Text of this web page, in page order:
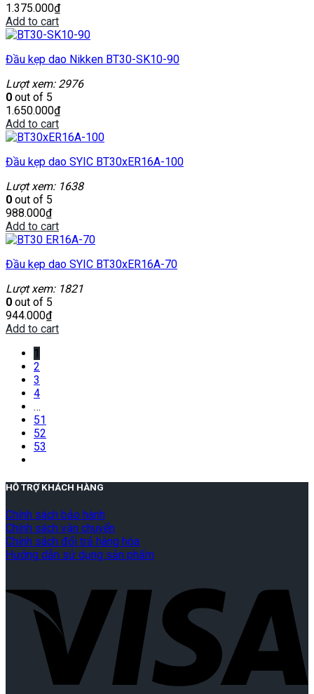
1.375.000₫
Add to cart
Đầu kẹp dao Nikken BT30-SK10-90
Lượt xem: 2976
0 out of 5
1.650.000₫
Add to cart
Đầu kẹp dao SYIC BT30xER16A-100
Lượt xem: 1638
0 out of 5
988.000₫
Add to cart
Đầu kẹp dao SYIC BT30xER16A-70
Lượt xem: 1821
0 out of 5
944.000₫
Add to cart
1
2
3
4
…
51
52
53
HỖ TRỢ KHÁCH HÀNG
Chính sách bảo hành
Chính sách vận chuyển
Chính sách đổi trả hàng hóa
Hướng dẫn sử dụng sản phẩm